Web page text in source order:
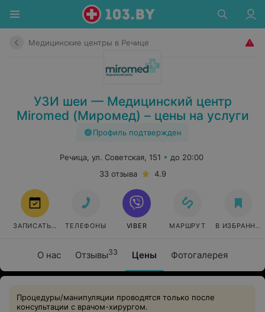
Медицинские центры в Речице
УЗИ шеи — Медицинский центр
Miromed (Миромед) – цены на услуги
Профиль подтвержден
О нас Отзывы33 Цены Фотогалерея
Речица, ул. Советская, 151
до 20:00
33 отзыва
4.9
ЗАПИСАТЬСЯ ТЕЛЕФОНЫ VIBER МАРШРУТ В ИЗБРАННОЕ
Процедуры/манипуляции проводятся только после
консультации с врачом-хирургом.